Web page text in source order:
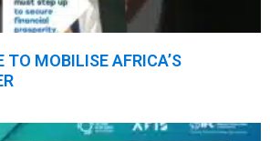
TO MOBILISE AFRICA’S